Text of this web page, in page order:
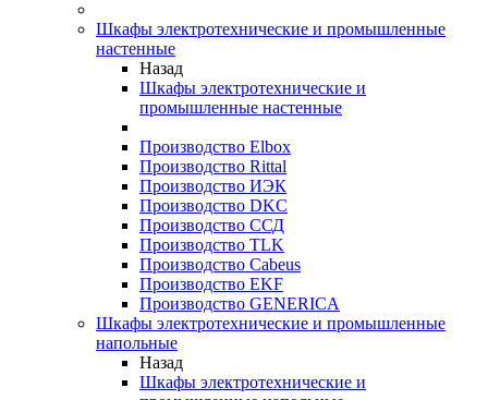
Шкафы электротехнические и промышленные
настенные
Назад
Шкафы электротехнические и
промышленные настенные
Производство Elbox
Производство Rittal
Производство ИЭК
Производство DKC
Производство ССД
Производство TLK
Производство Cabeus
Производство EKF
Производство GENERICA
Шкафы электротехнические и промышленные
напольные
Назад
Шкафы электротехнические и